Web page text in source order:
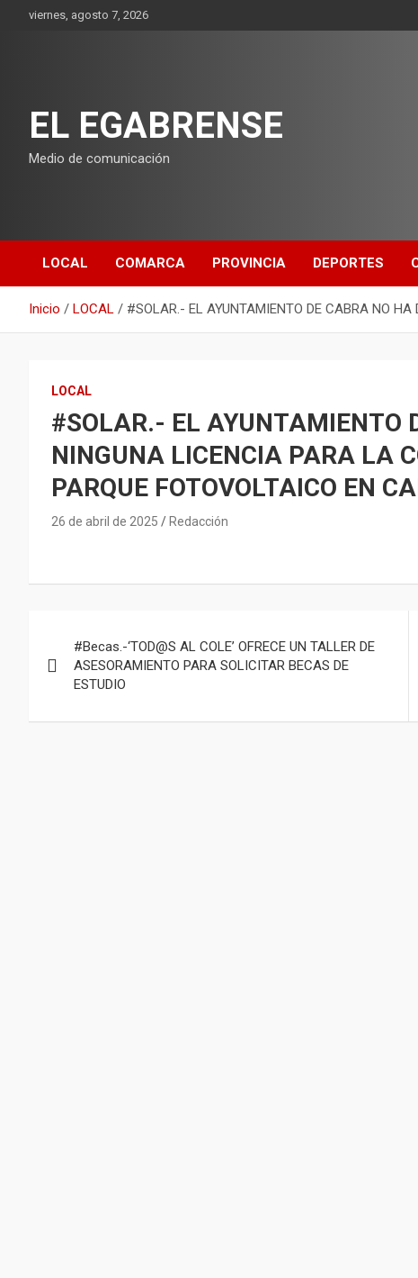
viernes, agosto 7, 2026
EL EGABRENSE
Medio de comunicación
LOCAL COMARCA PROVINCIA DEPORTES
Inicio LOCAL #SOLAR.- EL AYUNTAMIENTO DE CABRA NO
LOCAL
#SOLAR.- EL AYUNTAMIENTO
NINGUNA LICENCIA PARA LA
PARQUE FOTOVOLTAICO EN
26 de abril de 2025 Redacción
de
#Becas.-‘TOD@S AL COLE’ OFRECE UN TALLER DE
ASESORAMIENTO PARA SOLICITAR BECAS DE
ESTUDIO